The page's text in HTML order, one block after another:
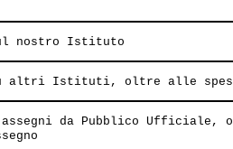
assegni da Pubblico